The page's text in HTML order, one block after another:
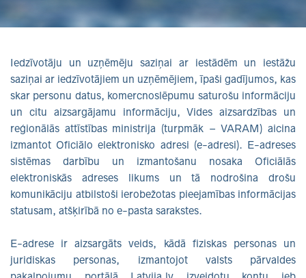
Iedzīvotāju un uzņēmēju saziņai ar iestādēm un iestāžu
saziņai ar iedzīvotājiem un uzņēmējiem, īpaši gadījumos, kas
skar personu datus, komercnoslēpumu saturošu informāciju
un citu aizsargājamu informāciju, Vides aizsardzības un
reģionālās attīstības ministrija (turpmāk – VARAM) aicina
izmantot Oficiālo elektronisko adresi (e-adresi). E-adreses
sistēmas darbību un izmantošanu nosaka Oficiālās
elektroniskās adreses likums un tā nodrošina drošu
komunikāciju atbilstoši ierobežotas pieejamības informācijas
statusam, atšķirībā no e-pasta sarakstes.
E-adrese ir aizsargāts veids, kādā fiziskas personas un
juridiskas personas, izmantojot valsts pārvaldes